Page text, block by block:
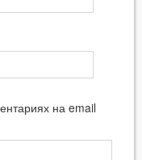
на email